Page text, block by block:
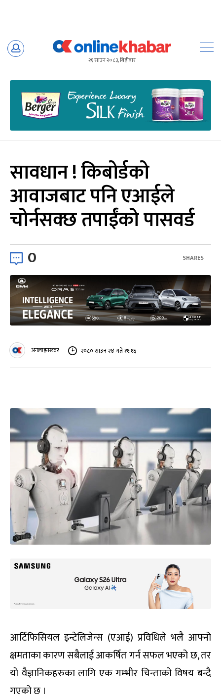
Skip
२१ साउन २०८३, बिहीबार
सावधान ! किबोर्डको
आवाजबाट पनि एआईले
चोर्नसक्छ तपाईंको पासवर्ड
0 SHARES
अनलाइनखबर २०८० साउन २४ गते ११:१६
आर्टिफिसियल इन्टेलिजेन्स (एआई) प्रविधिले भलै आफ्नो
क्षमताका कारण सबैलाई आकर्षित गर्न सफल भएको छ, तर
यो वैज्ञानिकहरुका लागि एक गम्भीर चिन्ताको विषय बन्दै
गएको छ ।